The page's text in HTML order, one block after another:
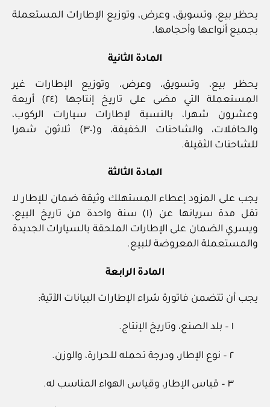
يحظر بيع، وتسويق، وعرض، وتوزيع الإطارات المستعملة
بجميع أنواعها وأحجامها.
المادة الثانية
يحظر بيع، وتسويق، وعرض، وتوزيع الإطارات غير
المستعملة التي مضى على تاريخ إنتاجها (٢٤) أربعة
وعشرون شهرا، بالنسبة لإطارات سيارات الركوب،
والحافلات، والشاحنات الخفيفة، و(٣٠) ثلاثون شهرا
للشاحنات الثقيلة.
المادة الثالثة
يجب على المزود إعطاء المستهلك وثيقة ضمان للإطار لا
تقل مدة سريانها عن (١) سنة واحدة من تاريخ البيع،
ويسري الضمان على الإطارات الملحقة بالسيارات الجديدة
والمستعملة المعروضة للبيع.
المادة الرابعة
يجب أن تتضمن فاتورة شراء الإطارات البيانات الآتية:
١ – بلد الصنع، وتاريخ الإنتاج.
٢ – نوع الإطار، ودرجة تحمله للحرارة، والوزن.
٣ – قياس الإطار، وقياس الهواء المناسب له.